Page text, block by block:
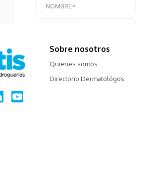
Sobre nosotros
Quienes somos
Directorio Dermatológos